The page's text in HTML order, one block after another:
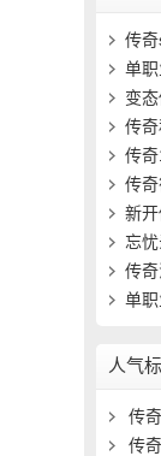
传
法
单
况
变
算
传
价
传
速成
传
掌
新
有
忘
装
传
单
人气
传
传